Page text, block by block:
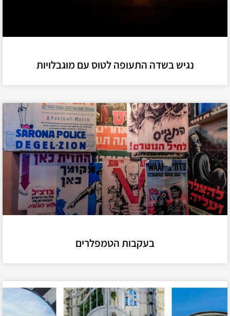
נגיש בשדה התעופה לטוס עם מוגבלויות
בעקבות הטמפלרים